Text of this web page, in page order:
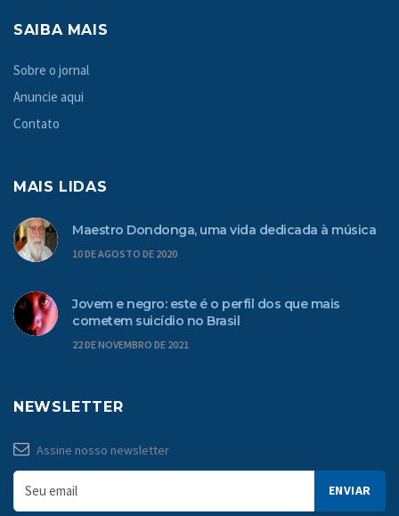
SAIBA MAIS
Sobre o jornal
Anuncie aqui
Contato
MAIS LIDAS
Maestro Dondonga, uma vida dedicada à música
10 DE AGOSTO DE 2020
Jovem e negro: este é o perfil dos que mais
cometem suicídio no Brasil
22 DE NOVEMBRO DE 2021
NEWSLETTER
Assine nosso newsletter